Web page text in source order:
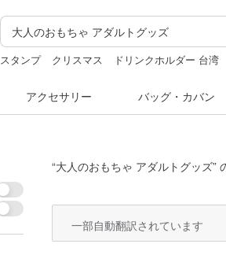
スタンプ クリスマス ドリンクホルダー 台湾
アクセサリー バッグ・カバン
“大人のおもちゃ アダルトグッズ”
一部自動翻訳されています